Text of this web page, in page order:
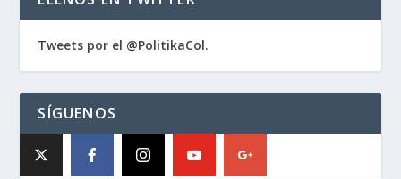
Tweets por el @PolitikaCol.
SÍGUENOS